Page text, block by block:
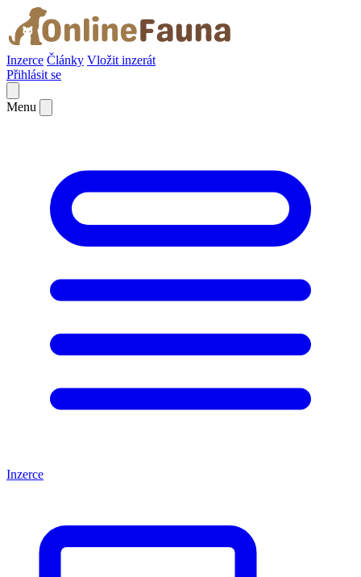
Inzerce Články Vložit inzerát
Přihlásit se
Menu
Inzerce